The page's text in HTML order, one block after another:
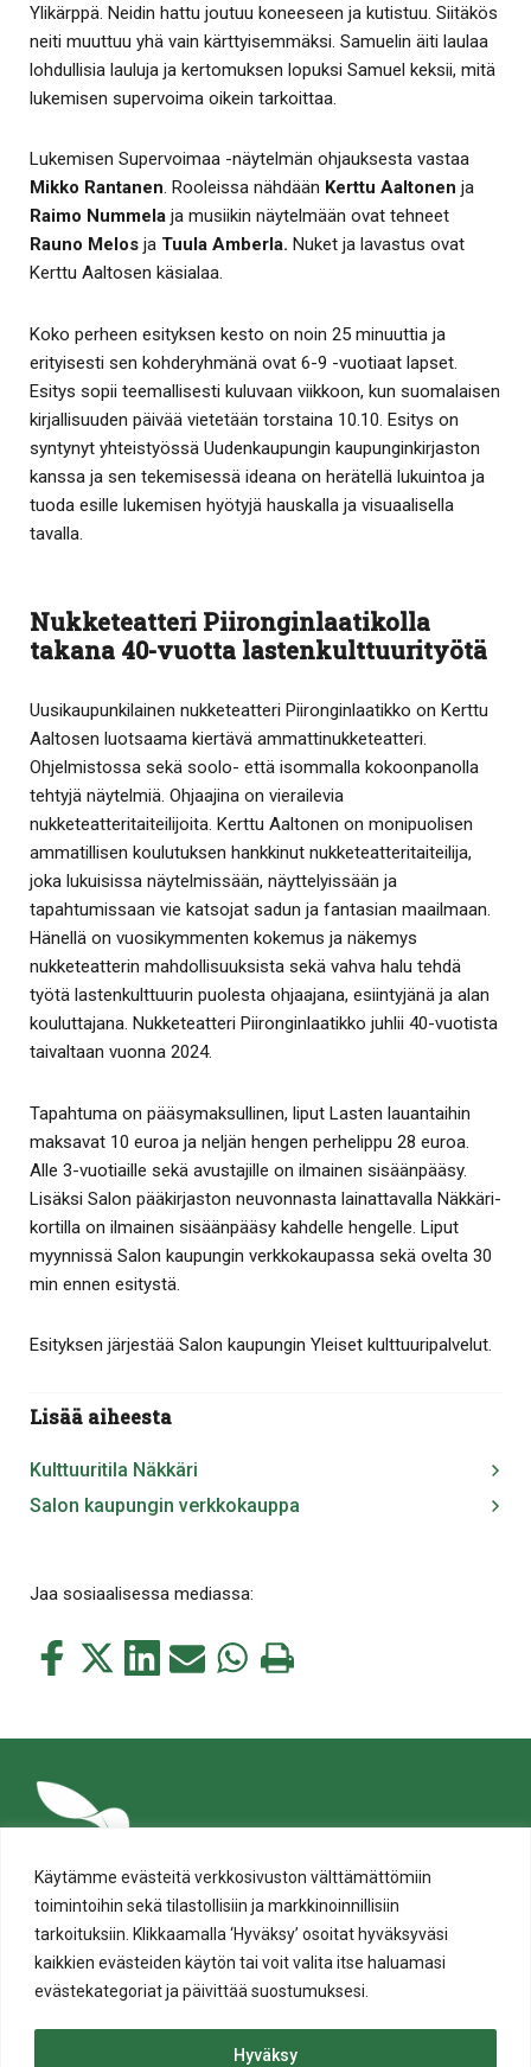
Käytämme evästeitä verkkosivuston välttämättömiin
toimintoihin sekä tilastollisiin ja markkinoinnillisiin
tarkoituksiin. Klikkaamalla ‘Hyväksy’ osoitat hyväksyväsi
kaikkien evästeiden käytön tai voit valita itse haluamasi
evästekategoriat ja päivittää suostumuksesi.
Hyväksy
Ylikärppä. Neidin hattu joutuu koneeseen ja kutistuu. Siitäkös
neiti muuttuu yhä vain kärttyisemmäksi. Samuelin äiti laulaa
lohdullisia lauluja ja kertomuksen lopuksi Samuel keksii, mitä
lukemisen supervoima oikein tarkoittaa.
Lukemisen Supervoimaa -näytelmän ohjauksesta vastaa
Mikko Rantanen. Rooleissa nähdään Kerttu Aaltonen ja
Raimo Nummela ja musiikin näytelmään ovat tehneet
Rauno Melos ja Tuula Amberla. Nuket ja lavastus ovat
Kerttu Aaltosen käsialaa.
Koko perheen esityksen kesto on noin 25 minuuttia ja
erityisesti sen kohderyhmänä ovat 6-9 -vuotiaat lapset.
Esitys sopii teemallisesti kuluvaan viikkoon, kun suomalaisen
kirjallisuuden päivää vietetään torstaina 10.10. Esitys on
syntynyt yhteistyössä Uudenkaupungin kaupunginkirjaston
kanssa ja sen tekemisessä ideana on herätellä lukuintoa ja
tuoda esille lukemisen hyötyjä hauskalla ja visuaalisella
tavalla.
Nukketeatteri Piironginlaatikolla
takana 40-vuotta lastenkulttuurityötä
Uusikaupunkilainen nukketeatteri Piironginlaatikko on Kerttu
Aaltosen luotsaama kiertävä ammattinukketeatteri.
Ohjelmistossa sekä soolo- että isommalla kokoonpanolla
tehtyjä näytelmiä. Ohjaajina on vierailevia
nukketeatteritaiteilijoita. Kerttu Aaltonen on monipuolisen
ammatillisen koulutuksen hankkinut nukketeatteritaiteilija,
joka lukuisissa näytelmissään, näyttelyissään ja
tapahtumissaan vie katsojat sadun ja fantasian maailmaan.
Hänellä on vuosikymmenten kokemus ja näkemys
nukketeatterin mahdollisuuksista sekä vahva halu tehdä
työtä lastenkulttuurin puolesta ohjaajana, esiintyjänä ja alan
kouluttajana. Nukketeatteri Piironginlaatikko juhlii 40-vuotista
taivaltaan vuonna 2024.
Tapahtuma on pääsymaksullinen, liput Lasten lauantaihin
maksavat 10 euroa ja neljän hengen perhelippu 28 euroa.
Alle 3-vuotiaille sekä avustajille on ilmainen sisäänpääsy.
Lisäksi Salon pääkirjaston neuvonnasta lainattavalla Näkkäri-
kortilla on ilmainen sisäänpääsy kahdelle hengelle. Liput
myynnissä Salon kaupungin verkkokaupassa sekä ovelta 30
min ennen esitystä.
Esityksen järjestää Salon kaupungin Yleiset kulttuuripalvelut.
Lisää aiheesta
Kulttuuritila Näkkäri
Salon kaupungin verkkokauppa
Jaa sosiaalisessa mediassa:
Jaa
Jaa
Jaa Jaa Jaa Tulosta